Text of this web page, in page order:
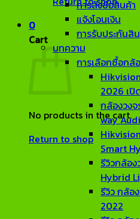
0
Cart
No products in the cart.
Return to shop
การสั่งซื้อสินค้า
แจ้งโอนเงิน
การรับประกันสิ
บทความ
การเลือกซื้อกล้
2026 เปิ
กล้องวง
way
Smart
รีวิวกล้อ
Hybrid
รีวิว กล้อ
2022